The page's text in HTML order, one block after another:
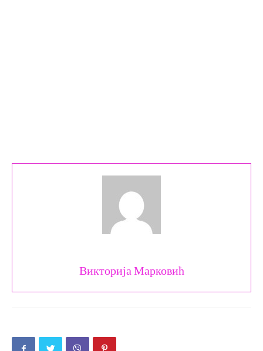
Викторија Марковић